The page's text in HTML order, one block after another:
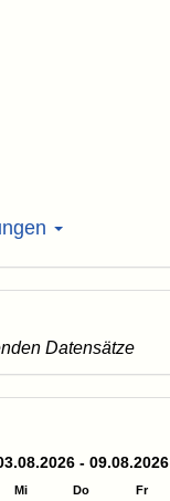
Datensätze
- 09.08.2026
Mi Do Fr